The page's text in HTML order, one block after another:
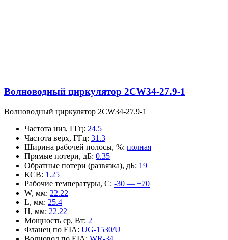
Волноводный циркулятор 2CW34-27.9-1
Волноводный циркулятор 2CW34-27.9-1
Частота низ, ГГц: 24.5
Частота верх, ГГц: 31.3
Ширина рабочей полосы, %: полная
Прямые потери, дБ: 0.35
Обратные потери (развязка), дБ: 19
КСВ: 1.25
Рабочие температуры, С: -30 — +70
W, мм: 22.22
L, мм: 25.4
H, мм: 22.22
Мощность ср, Вт: 2
Фланец по EIA: UG-1530/U